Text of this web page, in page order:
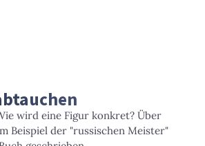
wird eine Figur konkret? Über
Beispiel der "russischen Meister"